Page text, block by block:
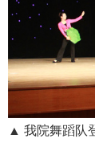
▲ 我院舞蹈队